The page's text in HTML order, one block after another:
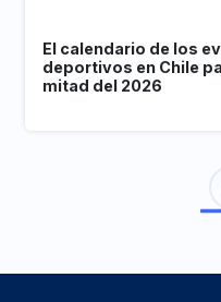
El calendario de los
deportivos en Chile
mitad del 2026